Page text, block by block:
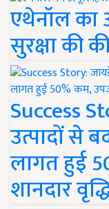
एथेनॉल का
सुरक्षा की
Success
उत्पादों से
लागत हुई
शानदार